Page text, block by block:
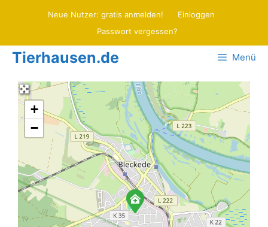
Neue Nutzer: gratis anmelden!
Einloggen
Passwort vergessen?
Tierhausen.de Menü
+
−